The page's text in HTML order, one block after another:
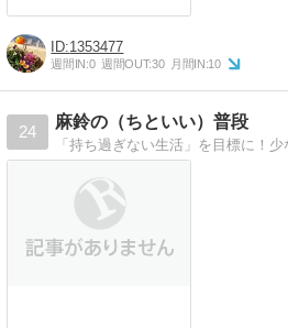
1353477
週間IN:0 週間OUT:30 月間IN:10
24
麻鈴の（ちといい）普段